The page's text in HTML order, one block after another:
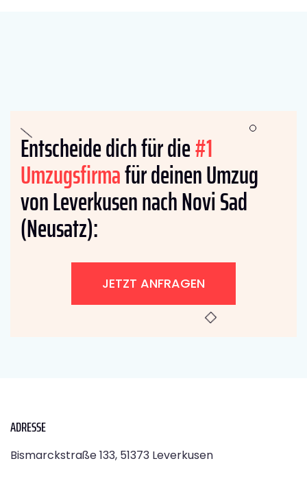
Entscheide dich für die#1
Umzugsfirmafür deinen Umzug
von Leverkusen nach Novi Sad
(Neusatz):
JETZT ANFRAGEN
ADRESSE
Bismarckstraße 133, 51373 Leverkusen